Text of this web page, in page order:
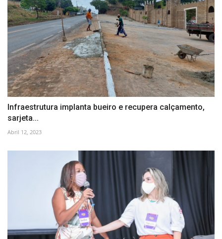
Infraestrutura implanta bueiro e recupera calçamento,
sarjeta...
Abril 12, 2023